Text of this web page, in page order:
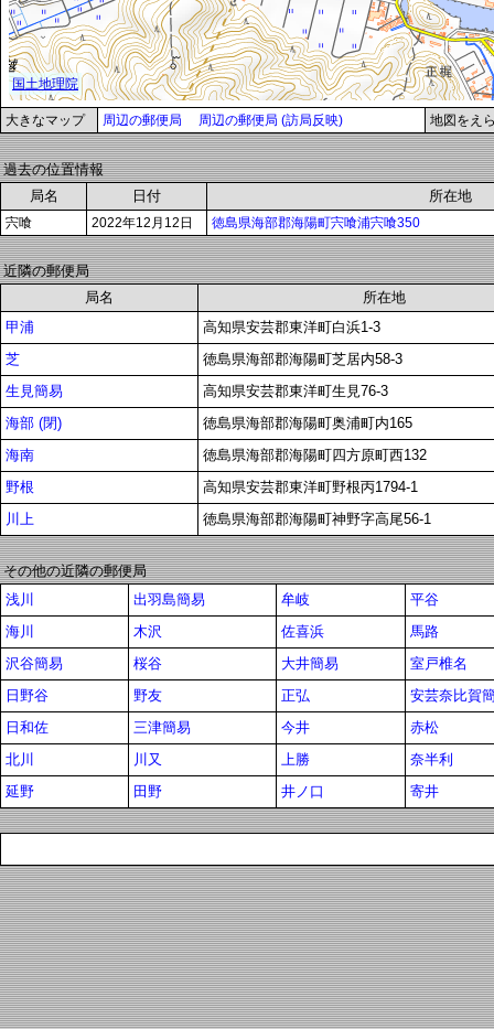
大きなマップ 周辺の郵便局 周辺の郵便局 (訪局反映) 地図をえ
過去の位置情報
局名
日付 所在地
宍喰 2022年12月12日 徳島県海部郡海陽町宍喰浦宍喰350
近隣の郵便局
局名
所在地
甲浦
高知県安芸郡東洋町白浜1-3
芝
徳島県海部郡海陽町芝居内58-3
生見簡易
高知県安芸郡東洋町生見76-3
海部 (閉)
徳島県海部郡海陽町奥浦町内165
海南
徳島県海部郡海陽町四方原町西132
野根
高知県安芸郡東洋町野根丙1794-1
川上
徳島県海部郡海陽町神野字高尾56-1
その他の近隣の郵便局
浅川
出羽島簡易 牟岐
平谷
海川
木沢 佐喜浜
馬路
沢谷簡易
桜谷 大井簡易
室戸椎名
日野谷
野友 正弘
安芸奈比賀
日和佐
三津簡易 今井
赤松
北川
川又 上勝
奈半利
延野
田野 井ノ口 寄井